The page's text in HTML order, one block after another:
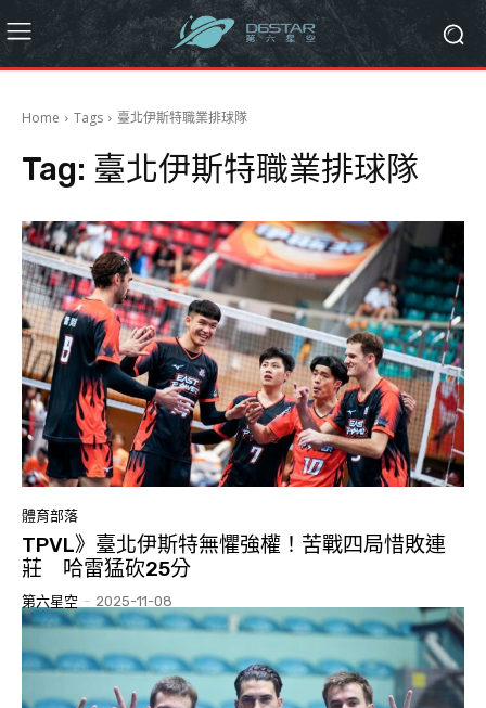
Home Tags 臺北伊斯特職業排球隊
Tag: 臺北伊斯特職業排球隊
體育部落
TPVL》臺北伊斯特無懼強權！苦戰四局惜敗連
莊 哈雷猛砍25分
第六星空 - 2025-11-08